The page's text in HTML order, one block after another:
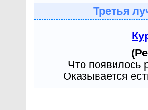
Третья
Что появилось
Оказывается